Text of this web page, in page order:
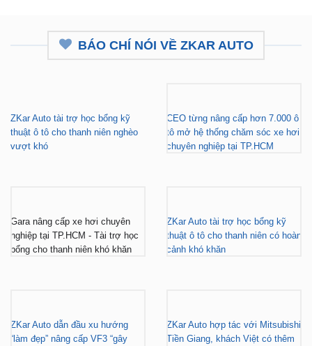
BÁO CHÍ NÓI VỀ ZKAR AUTO
ZKar Auto tài trợ học bổng kỹ
thuật ô tô cho thanh niên nghèo
vượt khó
CEO từng nâng cấp hơn 7.000 ô
tô mở hệ thống chăm sóc xe hơi
chuyên nghiệp tại TP.HCM
Gara nâng cấp xe hơi chuyên
nghiệp tại TP.HCM - Tài trợ học
bổng cho thanh niên khó khăn
ZKar Auto tài trợ học bổng kỹ
thuật ô tô cho thanh niên có hoàn
cảnh khó khăn
ZKar Auto dẫn đầu xu hướng
“làm đẹp” nâng cấp VF3 “gây
ZKar Auto hợp tác với Mitsubishi
Tiền Giang, khách Việt có thêm